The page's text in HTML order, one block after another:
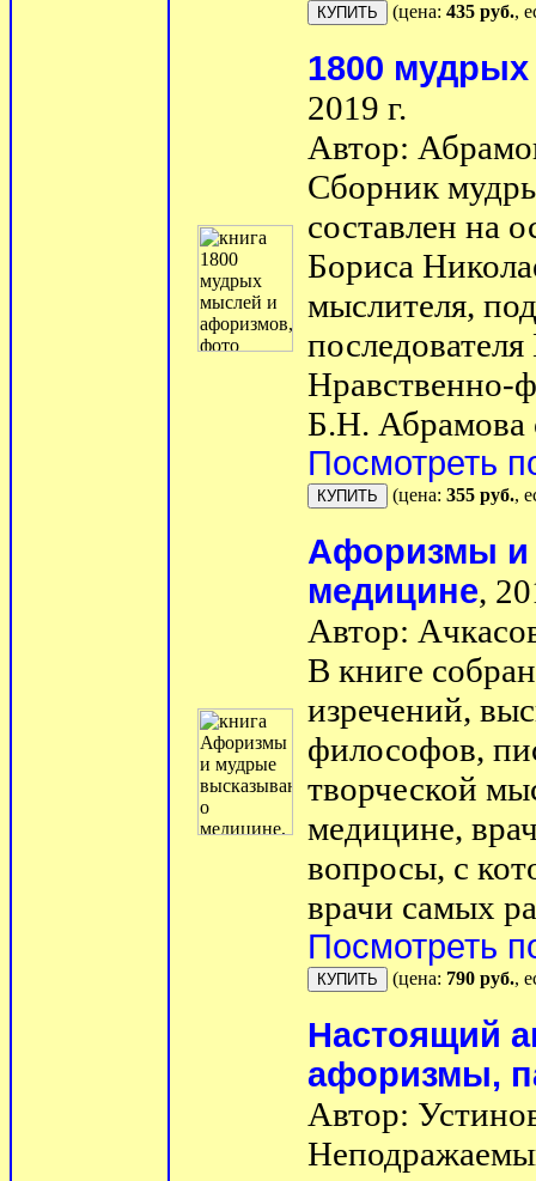
(цена: 435 руб.,
1800
2019 г.
Автор:
Сборник
составлен на
Бориса
мыслителя,
Нравственно-
Б.Н. Абрамова
Посмотреть
(цена: 355 руб.,
Афоризмы и
медицине,
Автор:
В книге
изречений,
философов,
творческой
медицине,
вопросы, с
врачи самых
Посмотреть
(цена: 790 руб.,
Настоящий
афоризмы,
Автор: